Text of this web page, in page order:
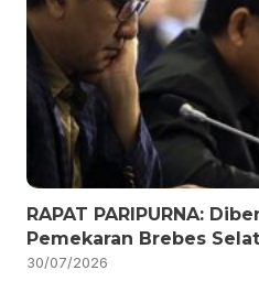
RAPAT PARIPURNA:
Pemekaran Brebes
30/07/2026